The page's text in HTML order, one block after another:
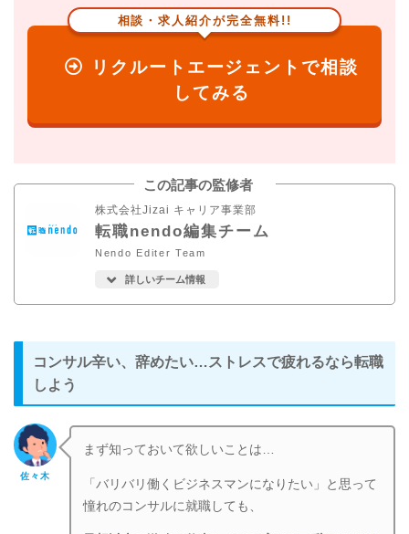
相談・求人紹介が完全無料!!
リクルートエージェントで相談
してみる
この記事の監修者
株式会社Jizai キャリア事業部
転職nendo編集チーム
Nendo Editer Team
詳しいチーム情報
コンサル辛い、辞めたい…ストレスで疲れるなら転職
しよう
佐々木
まず知っておいて欲しいことは…
「バリバリ働くビジネスマンになりたい」と思って
憧れのコンサルに就職しても、